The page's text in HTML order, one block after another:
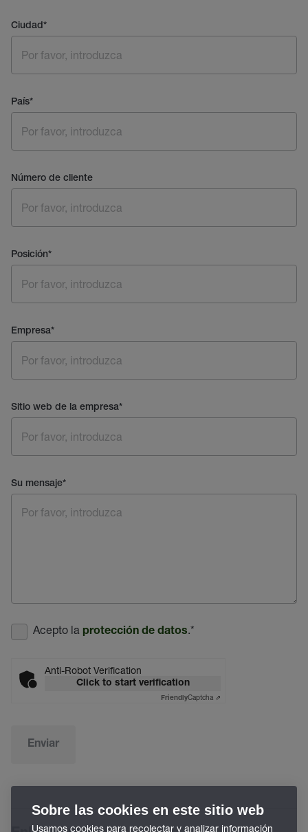
Ciudad*
País*
Número de cliente
Posición*
Empresa*
Sitio web de la empresa*
Su mensaje*
Acepto la protección de datos.*
Anti-Robot Verification
Click to start verification
FriendlyCaptcha ⇗
Enviar
Sobre las cookies en este sitio web
Usamos cookies para recolectar y analizar información